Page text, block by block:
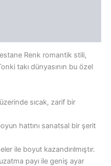
Renk romantik stili,
takı dünyasının bu özel
sıcak, zarif bir
hattını sanatsal bir şerit
ile boyut kazandırılmıştır.
payı ile geniş ayar